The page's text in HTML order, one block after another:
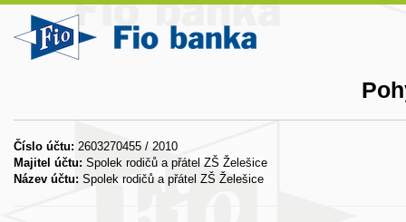
Číslo účtu: 2603270455 / 2010
Majitel účtu: Spolek rodičů a přátel ZŠ Želešice
Název účtu: Spolek rodičů a přátel ZŠ Želešice